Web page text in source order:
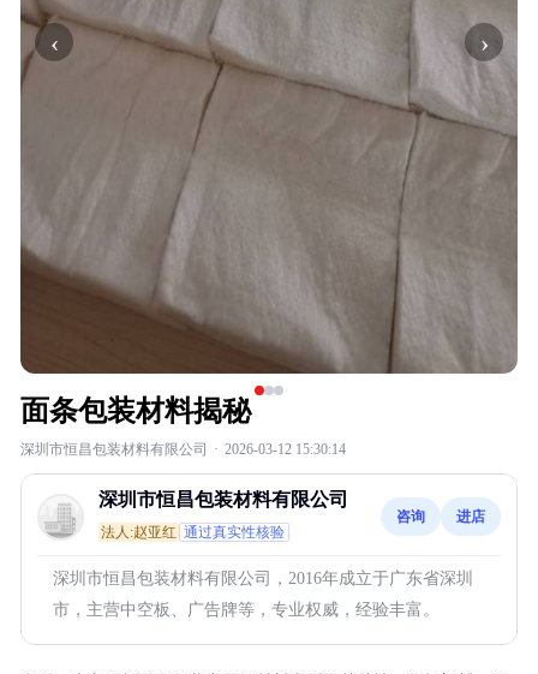
‹ ›
面条包装材料揭秘
深圳市恒昌包装材料有限公司 · 2026-03-12 15:30:14
深圳市恒昌包装材料有限公司
法人:赵亚红 通过真实性核验
咨询 进店
深圳市恒昌包装材料有限公司，2016年成立于广东省深圳
市，主营中空板、广告牌等，专业权威，经验丰富。